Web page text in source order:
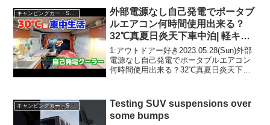
キャンピングカー・SUV人気車種
外部電源なし自己発電でポータブ
ルエアコン何時間使用出来る？
32℃真夏日炎天下車中泊| 軽キャ
ンピングカー
1:アウトドアー好き2023.05.28(Sun)外部
電源なし自己発電でポータブルエアコン
何時間使用出来る？32℃真夏日炎天下車
アー好き2023.05.28(Su...
キャンピングカー・SUV人気車種
Testing SUV suspensions over
some bumps